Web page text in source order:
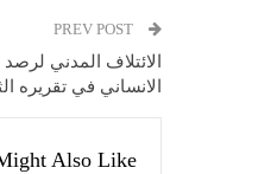
الائتلاف المدني
الانساني في تقريره
Also Like